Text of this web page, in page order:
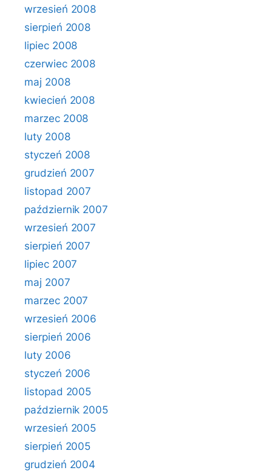
wrzesień 2008
sierpień 2008
lipiec 2008
czerwiec 2008
maj 2008
kwiecień 2008
marzec 2008
luty 2008
styczeń 2008
grudzień 2007
listopad 2007
październik 2007
wrzesień 2007
sierpień 2007
lipiec 2007
maj 2007
marzec 2007
wrzesień 2006
sierpień 2006
luty 2006
styczeń 2006
listopad 2005
październik 2005
wrzesień 2005
sierpień 2005
grudzień 2004